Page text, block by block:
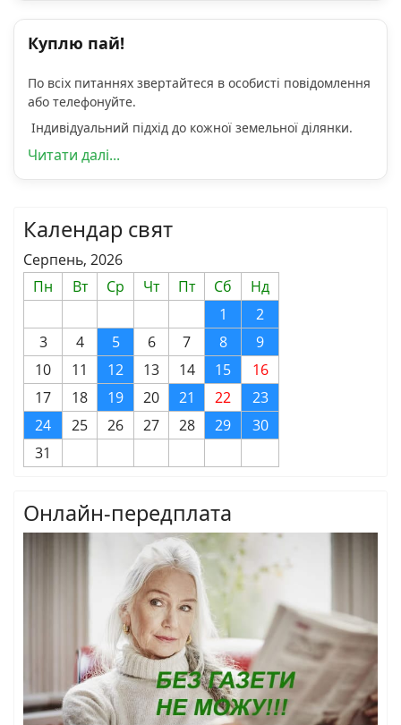
Куплю пай!
По всіх питаннях звертайтеся в особисті повідомлення
або телефонуйте.
Індивідуальний підхід до кожної земельної ділянки.
Читати далі...
Календар свят
Серпень, 2026
Пн
Вт Ср Чт Пт Сб
Нд
1
2
3
4 5 6 7 8
9
10
11 12 13 14 15
16
17
18 19 20 21 22
23
24
25 26 27 28 29
30
31
Онлайн-передплата